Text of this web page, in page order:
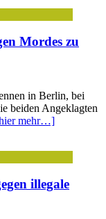
Mordes zu
in Berlin, bei
beiden Angeklagten
mehr…]
illegale